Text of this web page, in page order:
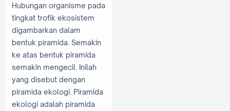
Hubungan organisme pada
tingkat trofik ekosistem
digambarkan dalam
bentuk piramida. Semakin
ke atas bentuk piramida
semakin mengecil. Inilah
yang disebut dengan
piramida ekologi. Piramida
ekologi adalah piramida